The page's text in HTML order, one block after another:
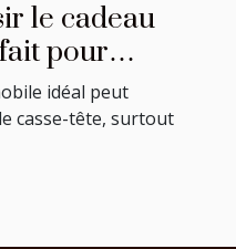
le cadeau
pour
idéal peut
casse-tête, surtout